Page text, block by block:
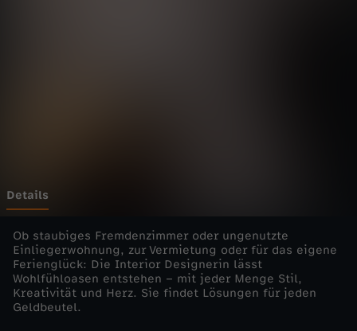
t
e
s
F
Details
Ob staubiges Fremdenzimmer oder ungenutzte
Einliegerwohnung, zur Vermietung oder für das eigene
Ferienglück: Die Interior Designerin lässt
Wohlfühloasen entstehen – mit jeder Menge Stil,
Kreativität und Herz. Sie findet Lösungen für jeden
Geldbeutel.